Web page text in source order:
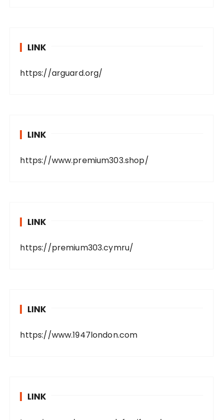
LINK
https://arguard.org/
LINK
https://www.premium303.shop/
LINK
https://premium303.cymru/
LINK
https://www.1947london.com
LINK